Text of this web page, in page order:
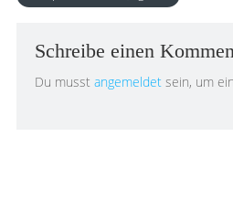
Schreibe einen
Du musst angemeldetsein, um